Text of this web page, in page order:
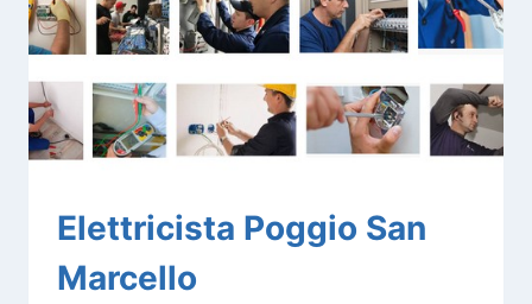
Elettricista Poggio San
Marcello